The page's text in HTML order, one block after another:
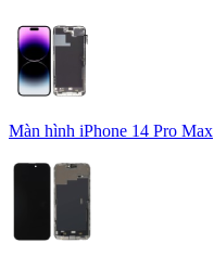
Màn hình iPhone 14 Pro Max